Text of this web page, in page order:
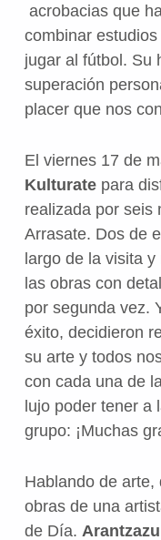
acrobacias que
combinar
jugar al fútbol. Su
superación
placer que nos
El viernes 17 de
Kulturatepara
realizada por seis
Arrasate. Dos de
largo de la visita
las obras con
por segunda vez.
éxito, decidieron
su arte y todos
con cada una de
lujo poder tener a
grupo: ¡Muchas
Hablando de
obras de una
de Día. Arantzazu